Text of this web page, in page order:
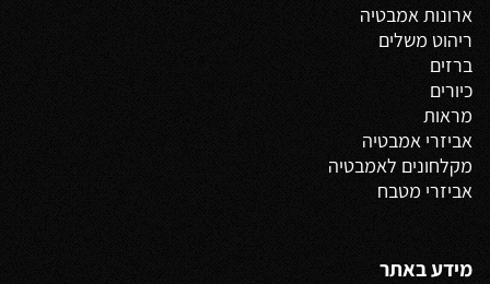
ארונות אמבטיה
ריהוט משלים
ברזים
כיורים
מראות
אביזרי אמבטיה
מקלחונים לאמבטיה
אביזרי מטבח
מידע באתר